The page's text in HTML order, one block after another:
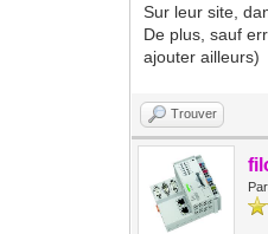
Sur leur site,
De plus, sauf
ajouter ailleurs)
Trouver